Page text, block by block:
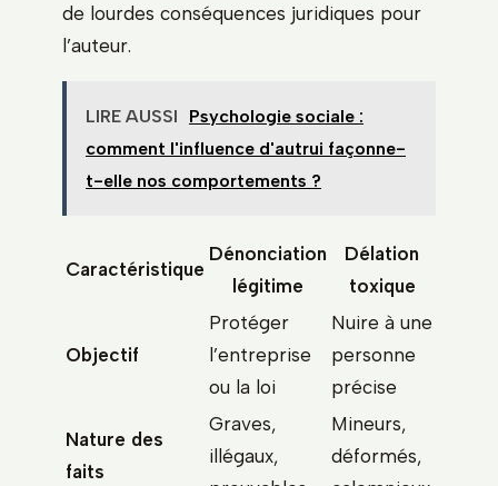
de lourdes conséquences juridiques pour
l’auteur.
LIRE AUSSI
Psychologie sociale :
comment l'influence d'autrui façonne-
t-elle nos comportements ?
Caractéristique
Dénonciation
légitime
Délation
toxique
Objectif
Protéger
l’entreprise
ou la loi
Nuire à une
personne
précise
Nature des
faits
Graves,
illégaux,
Mineurs,
déformés,